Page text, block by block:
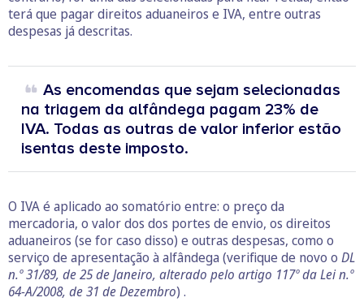
terá que pagar direitos aduaneiros e IVA, entre outras
despesas já descritas.
As encomendas que sejam selecionadas
na triagem da alfândega pagam 23% de
IVA. Todas as outras de valor inferior estão
isentas deste imposto.
O IVA é aplicado ao somatório entre: o preço da
mercadoria, o valor dos dos portes de envio, os direitos
aduaneiros (se for caso disso) e outras despesas, como o
serviço de apresentação à alfândega (verifique de novo o DL
n.º 31/89, de 25 de Janeiro, alterado pelo artigo 117º da Lei n.º
64-A/2008, de 31 de Dezembro) .